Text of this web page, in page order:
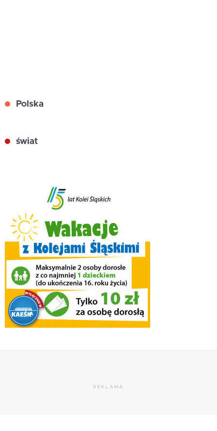
Polska
świat
REKLAMA